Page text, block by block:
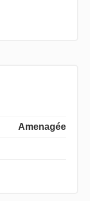
Amenagée